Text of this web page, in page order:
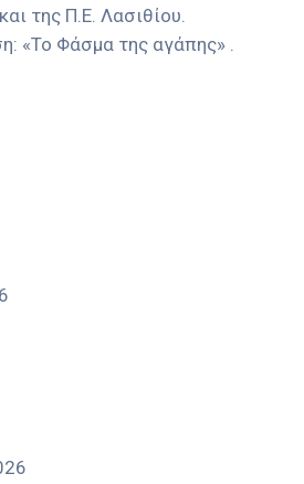
της Π.Ε. Λασιθίου.
«Το Φάσμα της αγάπης» .